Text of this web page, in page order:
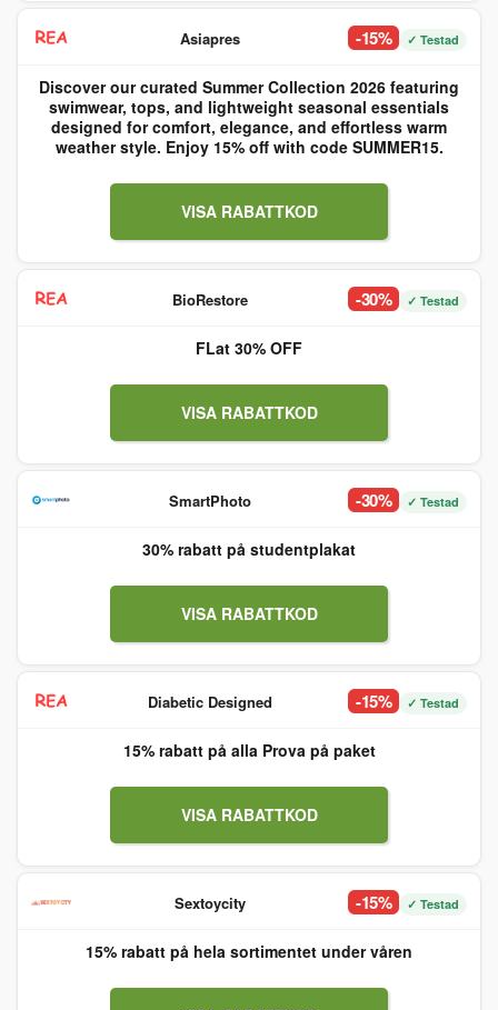
Asiapres -15% ✓ Testad
Discover our curated Summer Collection 2026 featuring
swimwear, tops, and lightweight seasonal essentials
designed for comfort, elegance, and effortless warm
weather style. Enjoy 15% off with code SUMMER15.
VISA RABATTKOD
BioRestore -30% ✓ Testad
FLat 30% OFF
VISA RABATTKOD
SmartPhoto -30% ✓ Testad
30% rabatt på studentplakat
VISA RABATTKOD
Diabetic Designed -15% ✓ Testad
15% rabatt på alla Prova på paket
VISA RABATTKOD
Sextoycity -15% ✓ Testad
15% rabatt på hela sortimentet under våren